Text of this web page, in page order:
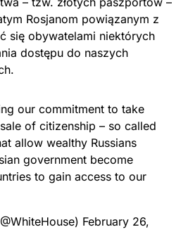
Rosjanom powiązanym z
się obywatelami niektórych
dostępu do naszych
our commitment to take
of citizenship – so called
allow wealthy Russians
government become
to gain access to our
February 26,